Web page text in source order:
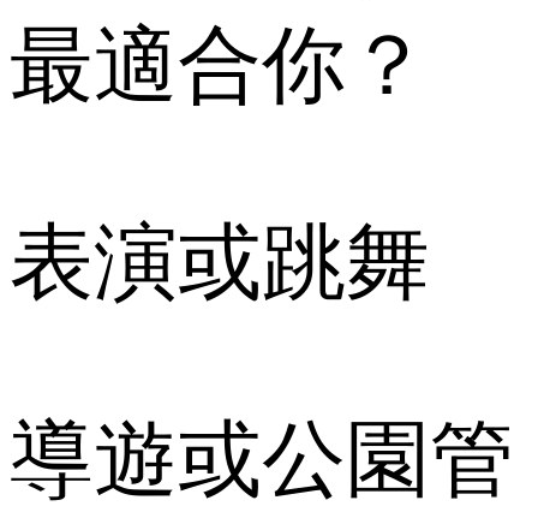
最適合你？
表演或跳舞
導遊或公園管